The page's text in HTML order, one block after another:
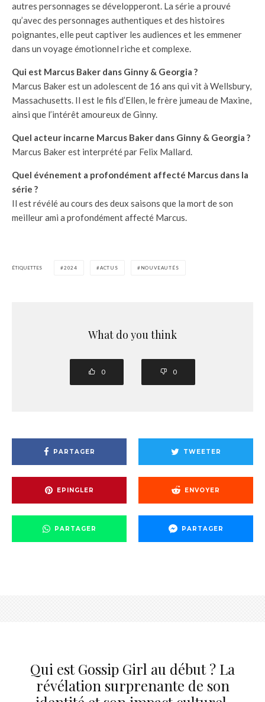
autres personnages se développeront. La série a prouvé
qu’avec des personnages authentiques et des histoires
poignantes, elle peut captiver les audiences et les emmener
dans un voyage émotionnel riche et complexe.
Qui est Marcus Baker dans Ginny & Georgia ?
Marcus Baker est un adolescent de 16 ans qui vit à Wellsbury,
Massachusetts. Il est le fils d’Ellen, le frère jumeau de Maxine,
ainsi que l’intérêt amoureux de Ginny.
Quel acteur incarne Marcus Baker dans Ginny & Georgia ?
Marcus Baker est interprété par Felix Mallard.
Quel événement a profondément affecté Marcus dans la
série ?
Il est révélé au cours des deux saisons que la mort de son
meilleur ami a profondément affecté Marcus.
ÉTIQUETTES 2024 ACTUS NOUVEAUTÉS
What do you think
0 0
PARTAGER TWEETER
EPINGLER ENVOYER
PARTAGER PARTAGER
Qui est Gossip Girl au début ? La
révélation surprenante de son